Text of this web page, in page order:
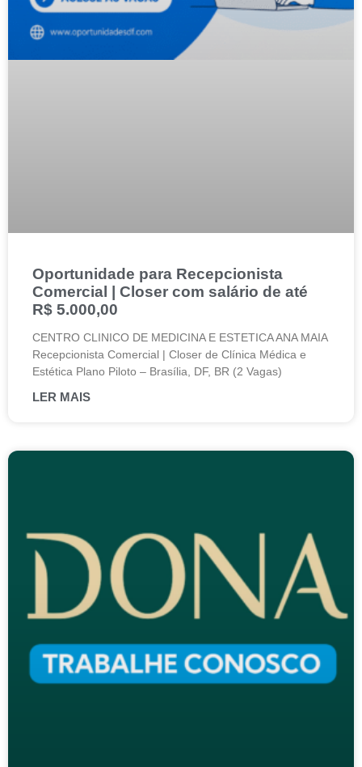
Oportunidade para Recepcionista
Comercial | Closer com salário de até
R$ 5.000,00
CENTRO CLINICO DE MEDICINA E ESTETICA ANA MAIA
Recepcionista Comercial | Closer de Clínica Médica e
Estética Plano Piloto – Brasília, DF, BR (2 Vagas)
LER MAIS